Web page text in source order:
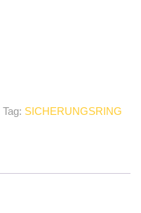
Tag: SICHERUNGSRING